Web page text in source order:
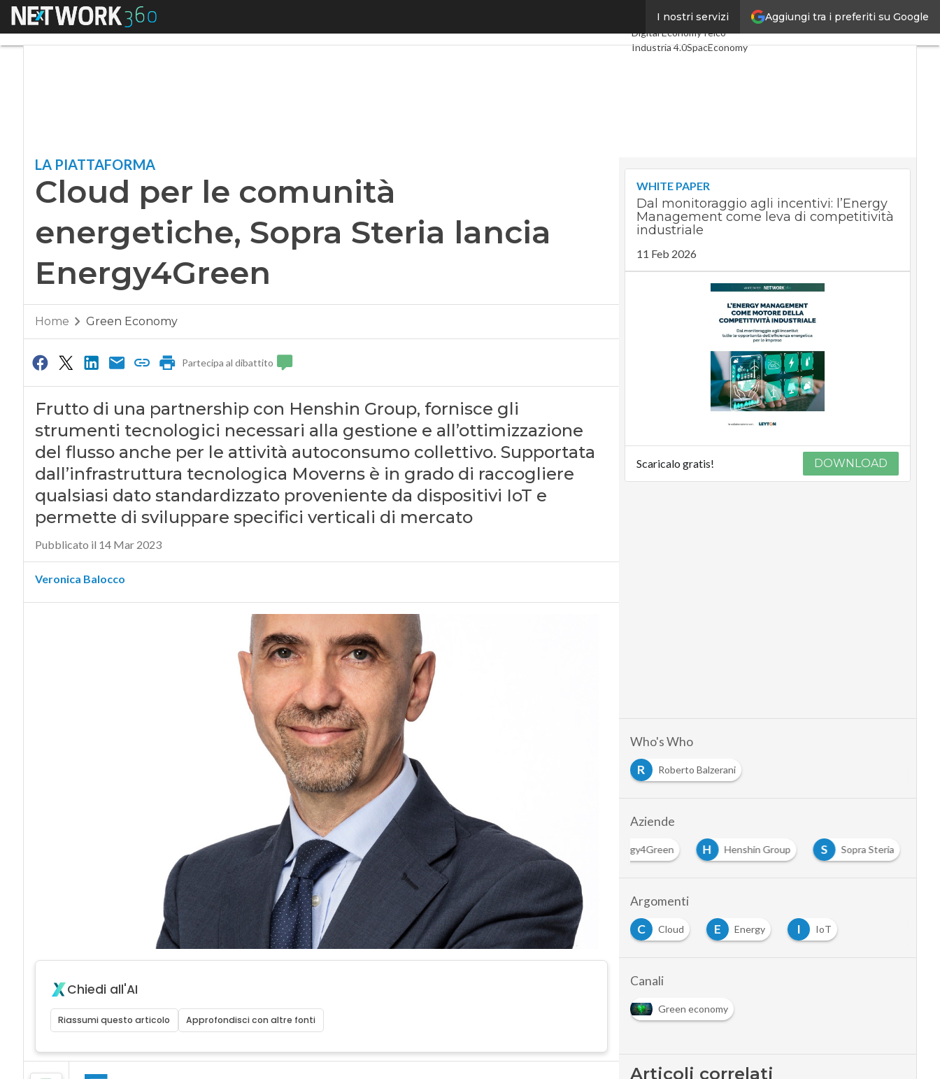
Aggiungi tra i preferiti su Google
I nostri servizi
Menu
Ultimi articoli
Digital EconomyTelco
Industria 4.0SpacEconomy
LA PIATTAFORMA
Cloud per le comunità
energetiche, Sopra Steria lancia
Energy4Green
Home Green Economy
Partecipa al dibattito
Frutto di una partnership con Henshin Group, fornisce gli
strumenti tecnologici necessari alla gestione e all’ottimizzazione
del flusso anche per le attività autoconsumo collettivo. Supportata
dall’infrastruttura tecnologica Moverns è in grado di raccogliere
qualsiasi dato standardizzato proveniente da dispositivi IoT e
permette di sviluppare specifici verticali di mercato
Pubblicato il 14 Mar 2023
Veronica Balocco
Chiedi all'AI
Riassumi questo articolo Approfondisci con altre fonti
WHITE PAPER
Dal monitoraggio agli incentivi: l’Energy
Management come leva di competitività
industriale
11 Feb 2026
Scaricalo gratis! DOWNLOAD
Who's Who
R
Roberto Balzerani
Aziende
Energy4Green H Henshin Group S Sopra Steria
Argomenti
C
Cloud E Energy I IoT
Canali
Green economy
Articoli correlati